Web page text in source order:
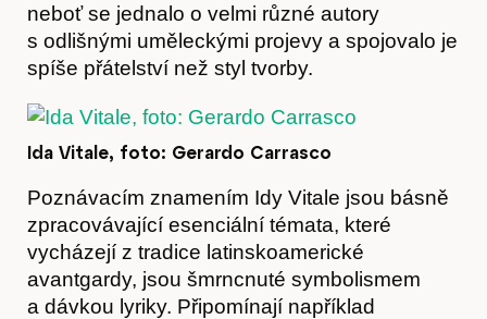
neboť se jednalo o velmi různé autory
s odlišnými uměleckými projevy a spojovalo je
spíše přátelství než styl tvorby.
Ida Vitale, foto: Gerardo Carrasco
Poznávacím znamením Idy Vitale jsou básně
zpracovávající esenciální témata, které
vycházejí z tradice latinskoamerické
avantgardy, jsou šmrncnuté symbolismem
a dávkou lyriky. Připomínají například